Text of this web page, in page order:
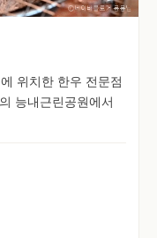
위치한 한우 전문점
능내근린공원에서